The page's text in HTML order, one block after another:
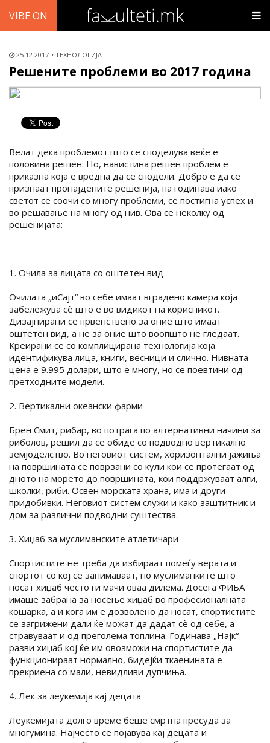
VIBE ON
25.12.2017 ТЕХНОЛОГИЈА
Решените проблеми во 2017 година
Велат дека проблемот што се споделува веќе е
половина решен. Но, навистина решен проблем е
приказна која е вредна да се сподели. Добро е да се
признаат пронајдените решенија, па годинава иако
светот се соочи со многу проблеми, се постигна успех и
во решавање на многу од нив. Ова се неколку од
решенијата:
1. Очила за лицата со оштетен вид
Очилата „иСајт“ во себе имаат вградено камера која
забележува сè што е во видикот на корисникот.
Дизајнирани се првенствено за оние што имаат
оштетен вид, а не за оние што воопшто не гледаат.
Креирани се со комплицирана технологија која
идентификува лица, книги, весници и слично. Нивната
цена е 9.995 долари, што е многу, но се поевтини од
претходните модели.
2. Вертикални океански фарми
Брен Смит, рибар, во потрага по алтернативни начини за
риболов, решил да се обиде со подводно вертикално
земјоделство. Во неговиот систем, хоризонтални јажиња
на површината се поврзани со кули кои се протегаат од
дното на морето до површината, кои поддржуваат алги,
школки, риби. Освен морската храна, има и други
придобивки. Неговиот систем служи и како заштитник и
дом за различни подводни суштества.
3. Хиџаб за муслиманските атлетичари
Спортистите не треба да избираат помеѓу верата и
спортот со кој се занимаваат, но муслиманките што
носат хиџаб често ги мачи оваа дилема. Досега ФИБА
имаше забрана за носење хиџаб во професионалната
кошарка, а и кога им е дозволено да носат, спортистите
се загрижени дали ќе можат да дадат сè од себе, а
стравуваат и од преголема топлина. Годинава „Најк“
разви хиџаб кој ќе им овозможи на спортистите да
функционираат нормално, бидејќи ткаенината е
прекриена со мали, невидливи дупчиња.
4. Лек за леукемија кај децата
Леукемијата долго време беше смртна пресуда за
многумина. Најчесто се појавува кај децата и